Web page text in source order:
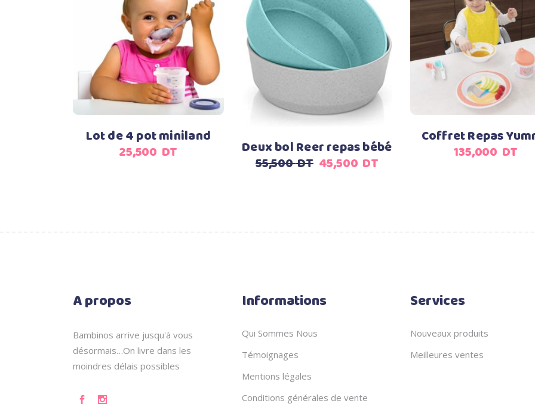
Ajouter au panier
Lot de 4 pot miniland
25,500 DT
Ajouter au panier
Deux bol Reer repas bébé
55,500DT Le
45,500 DTLe
Ajouter au panier
Coffret Repas
135,000 DT
A propos
Bambinos arrive jusqu'à vous
désormais…On livre dans les
moindres délais possibles
Informations
Qui Sommes Nous
Témoignages
Mentions légales
Conditions générales de vente
Services
Nouveaux produits
Meilleures ventes